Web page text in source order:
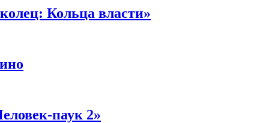
Кольца власти»
паук 2»